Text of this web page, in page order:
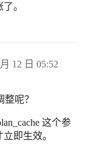
。
12 日 05:52
呢？
这个参
即生效。